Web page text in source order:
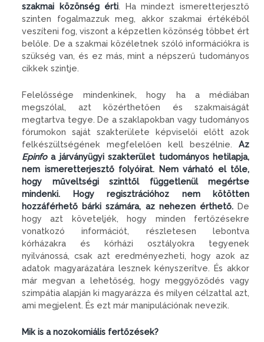
szakmai közönség érti. Ha mindezt ismeretterjesztő
szinten fogalmazzuk meg, akkor szakmai értékéből
veszíteni fog, viszont a képzetlen közönség többet ért
belőle. De a szakmai közéletnek szóló információkra is
szükség van, és ez más, mint a népszerű tudományos
cikkek szintje.
Felelőssége mindenkinek, hogy ha a médiában
megszólal, azt közérthetően és szakmaiságát
megtartva tegye. De a szaklapokban vagy tudományos
fórumokon saját szakterülete képviselői előtt azok
felkészültségének megfelelően kell beszélnie. Az
Epinfoa járványügyi szakterület tudományos hetilapja,
nem ismeretterjesztő folyóirat. Nem várható el tőle,
hogy műveltségi szinttől függetlenül megértse
mindenki. Hogy regisztrációhoz nem kötötten
hozzáférhető bárki számára, az nehezen érthető.De
hogy azt követeljék, hogy minden fertőzésekre
vonatkozó információt, részletesen lebontva
kórházakra és kórházi osztályokra tegyenek
nyilvánossá, csak azt eredményezheti, hogy azok az
adatok magyarázatára lesznek kényszerítve. És akkor
már megvan a lehetőség, hogy meggyőződés vagy
szimpátia alapján ki magyarázza és milyen célzattal azt,
ami megjelent. És ezt már manipulációnak nevezik.
Mik is a nozokomiális fertőzések?